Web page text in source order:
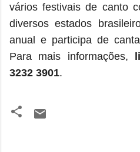
vários festivais de canto
diversos estados
anual e participa de
Para mais informações,
3232 3901.